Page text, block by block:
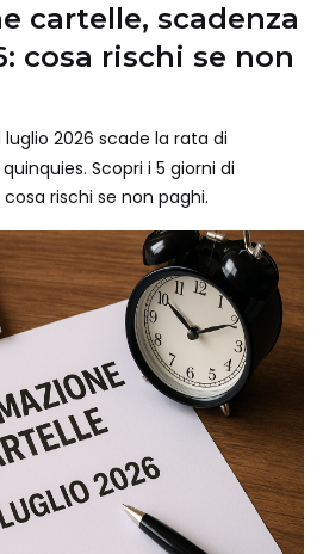
cartelle, scadenza
cosa rischi se non
luglio 2026 scade la rata di
Scopri i 5 giorni di
rischi se non paghi.